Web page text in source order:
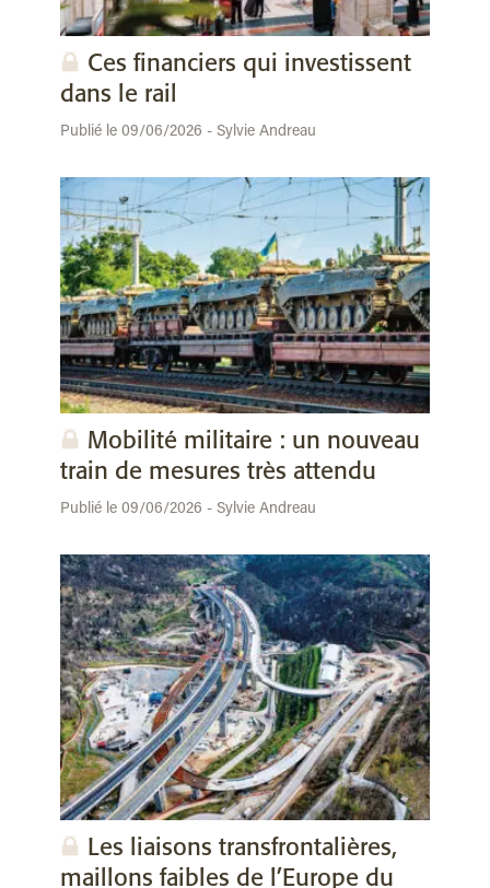
Ces financiers qui investissent
dans le rail
Publié le 09/06/2026 - Sylvie Andreau
Mobilité militaire : un nouveau
train de mesures très attendu
Publié le 09/06/2026 - Sylvie Andreau
Les liaisons transfrontalières,
maillons faibles de l’Europe du